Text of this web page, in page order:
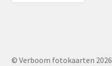
© Verboom fotokaarten 2026